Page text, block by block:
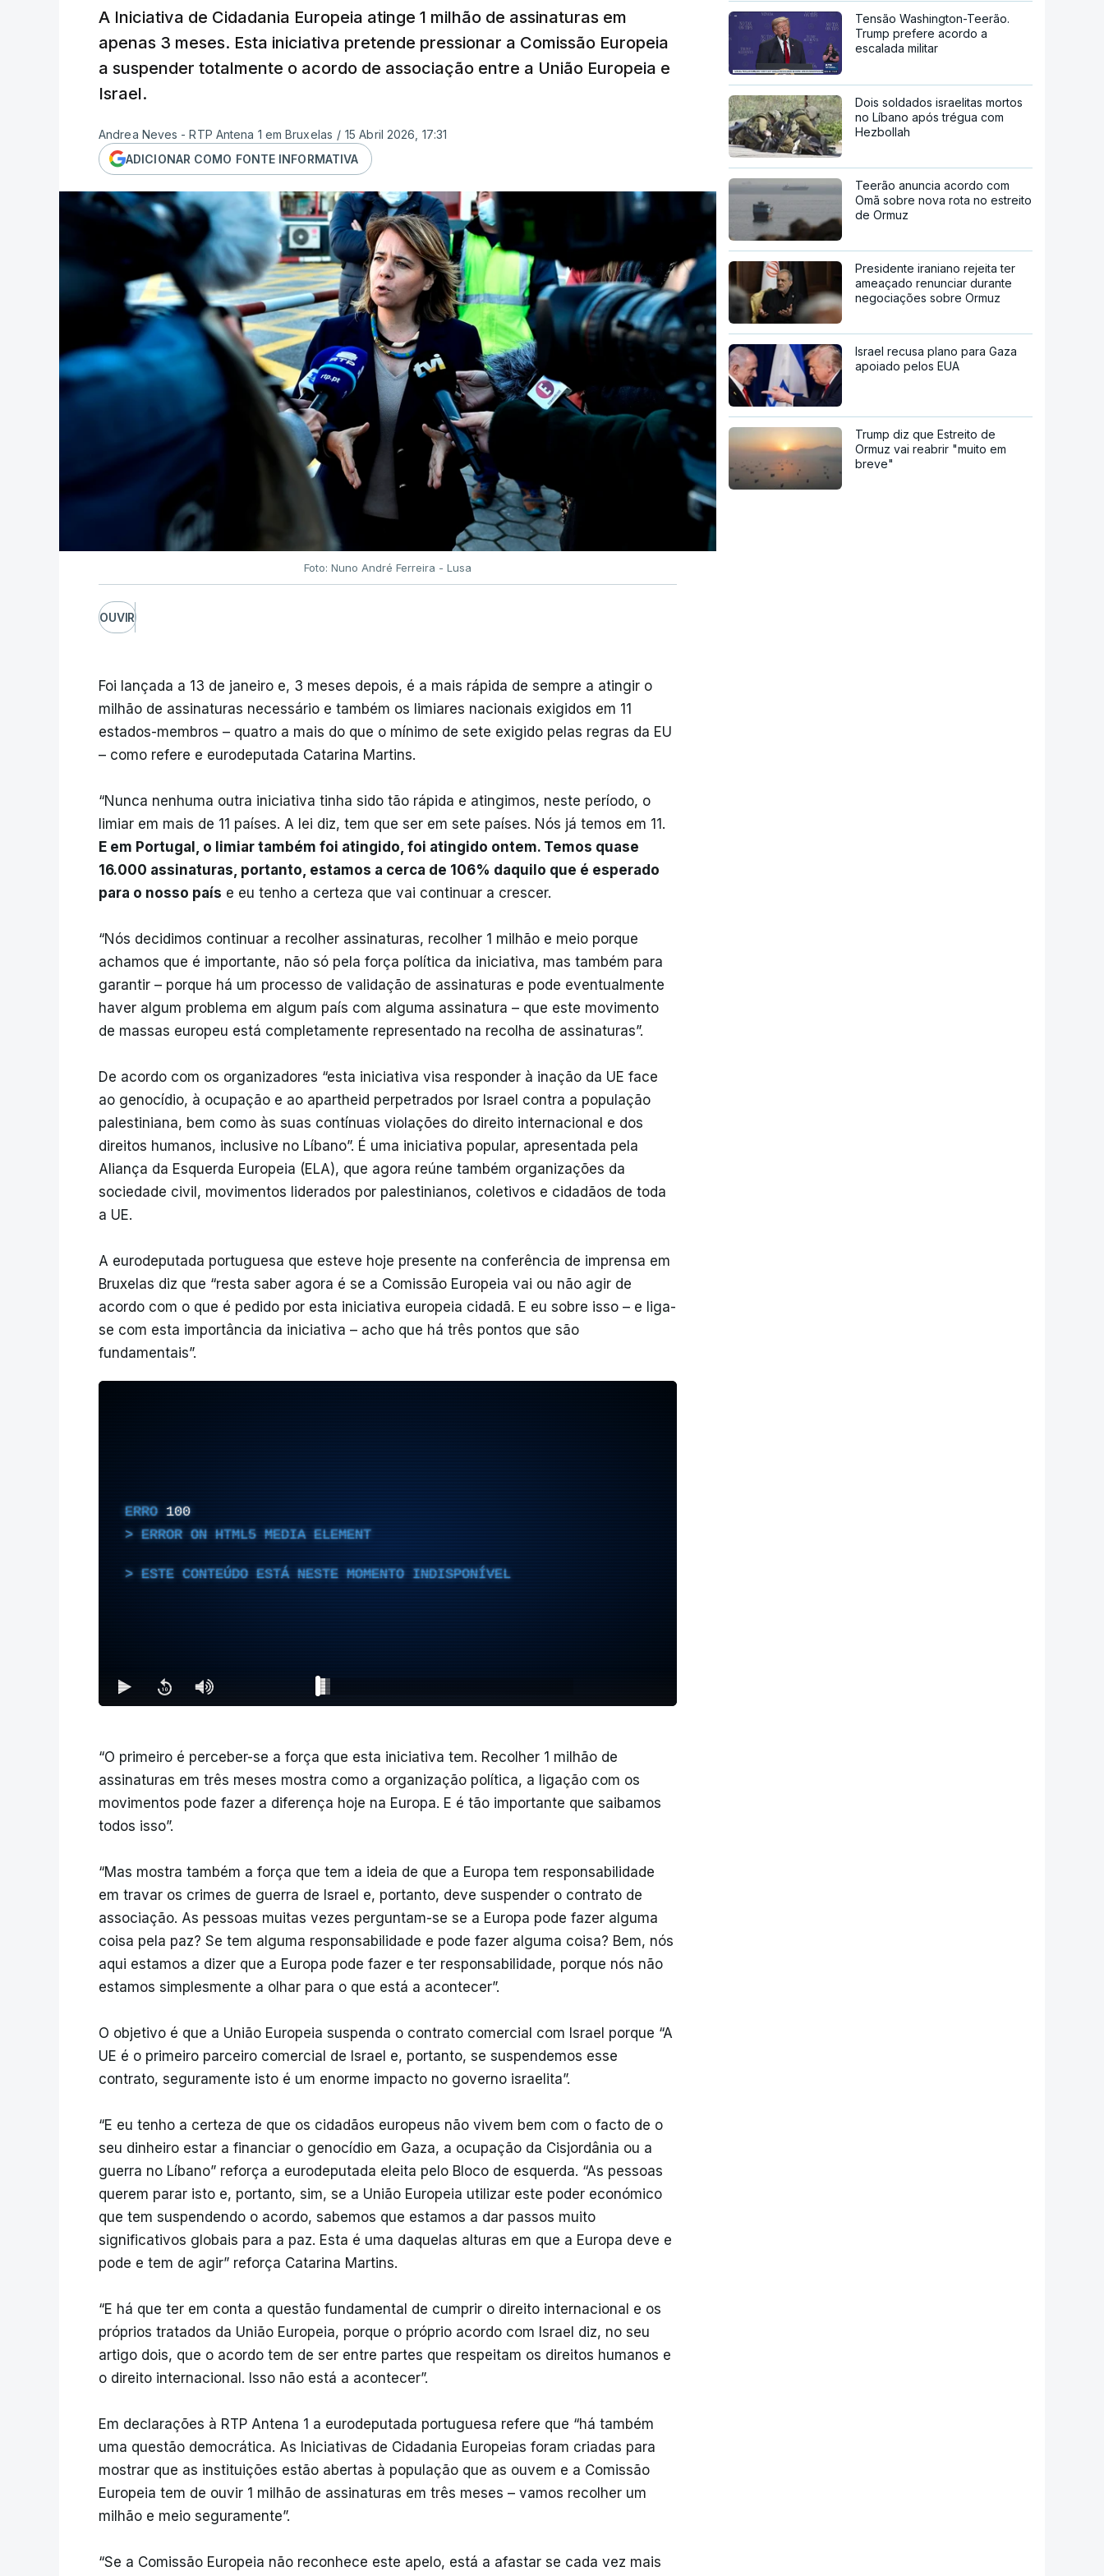
A Iniciativa de Cidadania Europeia atinge 1 milhão de assinaturas em
apenas 3 meses. Esta iniciativa pretende pressionar a Comissão Europeia
a suspender totalmente o acordo de associação entre a União Europeia e
Israel.
Andrea Neves - RTP Antena 1 em Bruxelas / 15 Abril 2026, 17:31
ADICIONAR COMO FONTE INFORMATIVA
Foto: Nuno André Ferreira - Lusa
OUVIR
Foi lançada a 13 de janeiro e, 3 meses depois, é a mais rápida de sempre a atingir o
milhão de assinaturas necessário e também os limiares nacionais exigidos em 11
estados-membros – quatro a mais do que o mínimo de sete exigido pelas regras da EU
– como refere e eurodeputada Catarina Martins.
“Nunca nenhuma outra iniciativa tinha sido tão rápida e atingimos, neste período, o
limiar em mais de 11 países. A lei diz, tem que ser em sete países. Nós já temos em 11.
E em Portugal, o limiar também foi atingido, foi atingido ontem. Temos quase
16.000 assinaturas, portanto, estamos a cerca de 106% daquilo que é esperado
para o nosso país e eu tenho a certeza que vai continuar a crescer.
“Nós decidimos continuar a recolher assinaturas, recolher 1 milhão e meio porque
achamos que é importante, não só pela força política da iniciativa, mas também para
garantir – porque há um processo de validação de assinaturas e pode eventualmente
haver algum problema em algum país com alguma assinatura – que este movimento
de massas europeu está completamente representado na recolha de assinaturas”.
De acordo com os organizadores “esta iniciativa visa responder à inação da UE face
ao genocídio, à ocupação e ao apartheid perpetrados por Israel contra a população
palestiniana, bem como às suas contínuas violações do direito internacional e dos
direitos humanos, inclusive no Líbano”. É uma iniciativa popular, apresentada pela
Aliança da Esquerda Europeia (ELA), que agora reúne também organizações da
sociedade civil, movimentos liderados por palestinianos, coletivos e cidadãos de toda
a UE.
A eurodeputada portuguesa que esteve hoje presente na conferência de imprensa em
Bruxelas diz que “resta saber agora é se a Comissão Europeia vai ou não agir de
acordo com o que é pedido por esta iniciativa europeia cidadã. E eu sobre isso – e liga-
se com esta importância da iniciativa – acho que há três pontos que são
fundamentais”.
ERRO 100
ERROR ON HTML5 MEDIA ELEMENT
ESTE CONTEÚDO ESTÁ NESTE MOMENTO INDISPONÍVEL
“O primeiro é perceber-se a força que esta iniciativa tem. Recolher 1 milhão de
assinaturas em três meses mostra como a organização política, a ligação com os
movimentos pode fazer a diferença hoje na Europa. E é tão importante que saibamos
todos isso”.
“Mas mostra também a força que tem a ideia de que a Europa tem responsabilidade
em travar os crimes de guerra de Israel e, portanto, deve suspender o contrato de
associação. As pessoas muitas vezes perguntam-se se a Europa pode fazer alguma
coisa pela paz? Se tem alguma responsabilidade e pode fazer alguma coisa? Bem, nós
aqui estamos a dizer que a Europa pode fazer e ter responsabilidade, porque nós não
estamos simplesmente a olhar para o que está a acontecer”.
O objetivo é que a União Europeia suspenda o contrato comercial com Israel porque “A
UE é o primeiro parceiro comercial de Israel e, portanto, se suspendemos esse
contrato, seguramente isto é um enorme impacto no governo israelita”.
“E eu tenho a certeza de que os cidadãos europeus não vivem bem com o facto de o
seu dinheiro estar a financiar o genocídio em Gaza, a ocupação da Cisjordânia ou a
guerra no Líbano” reforça a eurodeputada eleita pelo Bloco de esquerda. “As pessoas
querem parar isto e, portanto, sim, se a União Europeia utilizar este poder económico
que tem suspendendo o acordo, sabemos que estamos a dar passos muito
significativos globais para a paz. Esta é uma daquelas alturas em que a Europa deve e
pode e tem de agir” reforça Catarina Martins.
“E há que ter em conta a questão fundamental de cumprir o direito internacional e os
próprios tratados da União Europeia, porque o próprio acordo com Israel diz, no seu
artigo dois, que o acordo tem de ser entre partes que respeitam os direitos humanos e
o direito internacional. Isso não está a acontecer”.
Em declarações à RTP Antena 1 a eurodeputada portuguesa refere que “há também
uma questão democrática. As Iniciativas de Cidadania Europeias foram criadas para
mostrar que as instituições estão abertas à população que as ouvem e a Comissão
Europeia tem de ouvir 1 milhão de assinaturas em três meses – vamos recolher um
milhão e meio seguramente”.
“Se a Comissão Europeia não reconhece este apelo, está a afastar se cada vez mais
Tensão Washington-Teerão.
Trump prefere acordo a
escalada militar
Dois soldados israelitas mortos
no Líbano após trégua com
Hezbollah
Teerão anuncia acordo com
Omã sobre nova rota no estreito
de Ormuz
Presidente iraniano rejeita ter
ameaçado renunciar durante
negociações sobre Ormuz
Israel recusa plano para Gaza
apoiado pelos EUA
Trump diz que Estreito de
Ormuz vai reabrir "muito em
breve"